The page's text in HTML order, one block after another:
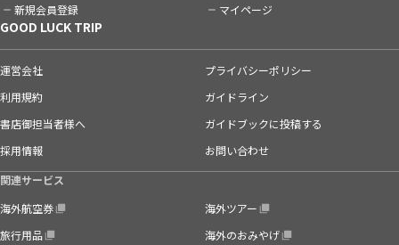
新規会員登録 マイページ
GOOD LUCK TRIP
運営会社
プライバシーポリシー
利用規約
ガイドライン
書店御担当者様へ
ガイドブックに投稿する
採用情報
お問い合わせ
関連サービス
海外航空券
海外ツアー
旅行用品
海外のおみやげ